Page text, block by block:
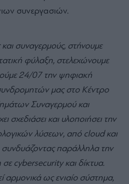
συνεργασιών.
συναγερμούς, στήνουμε
φύλαξη, στελεχώνουμε
24/07 την ψηφιακή
μας στο Κέντρο
Συναγερμού και
σχεδιάσει και υλοποιήσει την
λύσεων, από cloud και
παράλληλα την
σε cybersecurity και δίκτυα.
αρμονικά ως ενιαίο σύστημα,